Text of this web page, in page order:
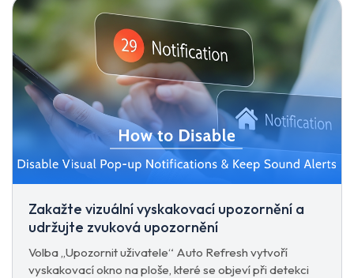
Zakažte vizuální vyskakovací upozornění a
udržujte zvuková upozornění
Volba „Upozornit uživatele“ Auto Refresh vytvoří
vyskakovací okno na ploše, které se objeví při detekci